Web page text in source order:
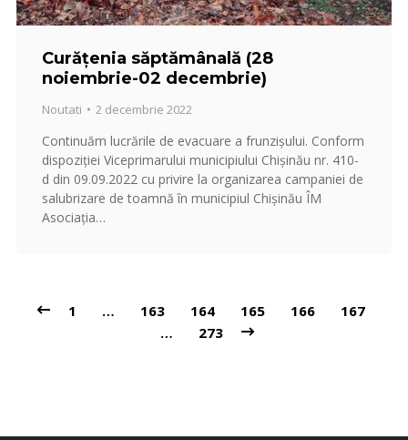
Curățenia săptămânală (28
noiembrie-02 decembrie)
Noutati 2 decembrie 2022
Continuăm lucrările de evacuare a frunzișului. Conform
dispoziției Viceprimarului municipiului Chișinău nr. 410-
d din 09.09.2022 cu privire la organizarea campaniei de
salubrizare de toamnă în municipiul Chișinău ÎM
Asociația…
1 … 163 164 165 166
167
…
273